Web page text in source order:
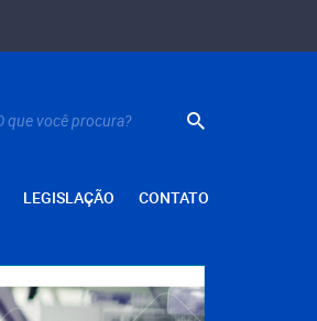
LEGISLAÇÃO CONTATO